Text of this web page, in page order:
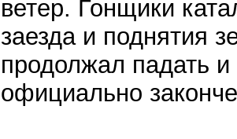
ветер. Гонщики
заезда и поднятия
продолжал падать
официально